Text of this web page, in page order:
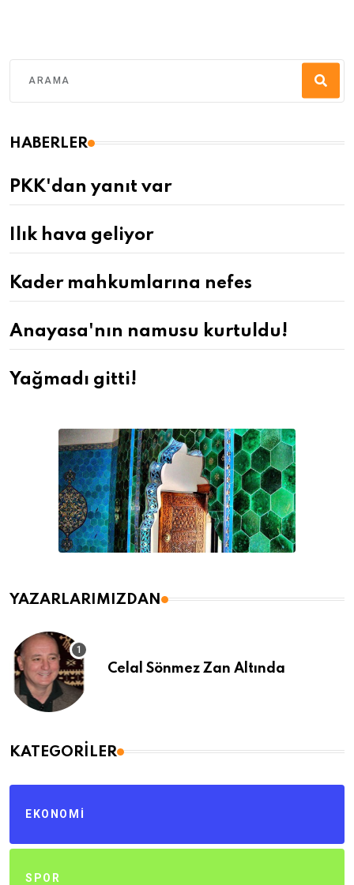
HABERLER
PKK'dan yanıt var
Ilık hava geliyor
Kader mahkumlarına nefes
Anayasa'nın namusu kurtuldu!
Yağmadı gitti!
YAZARLARIMIZDAN
Celal Sönmez Zan Altında
KATEGORILER
EKONOMI
SPOR